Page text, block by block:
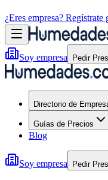
¿Eres empresa? Regístrate
Soy empresa Pedir
Directorio de
Guías de Precios
Blog
Soy empresa Pedir